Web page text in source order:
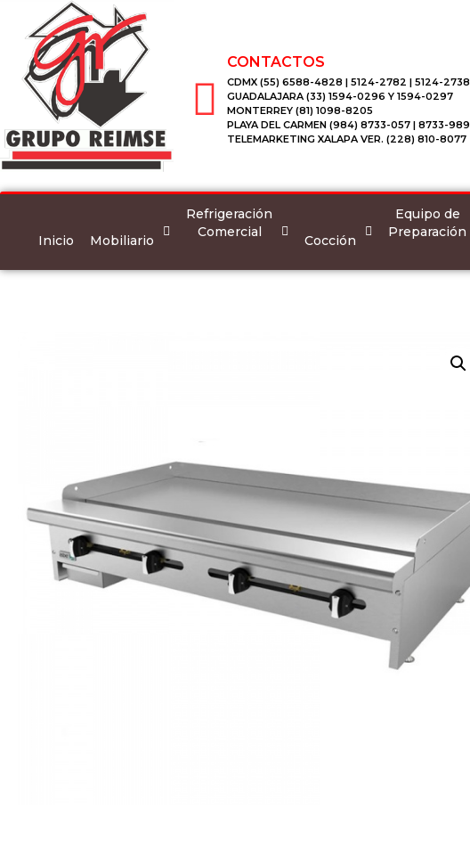
CONTACTOS
CDMX (55) 6588-4828 | 5124-2782 | 5124-2738
GUADALAJARA (33) 1594-0296 Y 1594-0297
MONTERREY (81) 1098-8205
PLAYA DEL CARMEN (984) 8733-057 | 8733-989
TELEMARKETING XALAPA VER. (228) 810-8077
Inicio Mobiliario
Refrigeración
Comercial
Cocción
Equipo de
Preparación